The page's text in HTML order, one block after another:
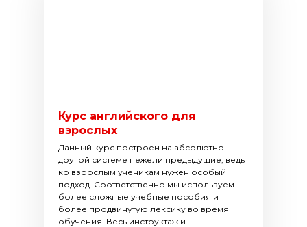
Курс английского для
взрослых
Данный курс построен на абсолютно
другой системе нежели предыдущие, ведь
ко взрослым ученикам нужен особый
подход. Соответственно мы используем
более сложные учебные пособия и
более продвинутую лексику во время
обучения. Весь инструктаж и...